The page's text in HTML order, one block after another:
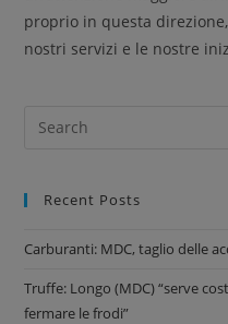
proprio in questa
nostri servizi e le nostre
Recent Posts
Carburanti: MDC, taglio delle
Truffe: Longo (MDC) “serve
fermare le frodi”